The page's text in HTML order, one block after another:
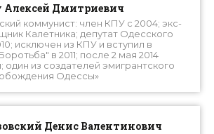
Алексей Дмитриевич
коммунист: член КПУ с 2004; экс-
Калетника; депутат Одесского
исключен из КПУ и вступил в
в 2011; после 2 мая 2014
из создателей эмигрантского
Одессы»
Денис Валентинович